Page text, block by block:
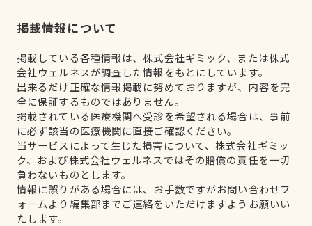
掲載情報について
掲載している各種情報は、株式会社ギミック、または株式
会社ウェルネスが調査した情報をもとにしています。
出来るだけ正確な情報掲載に努めておりますが、内容を完
全に保証するものではありません。
掲載されている医療機関へ受診を希望される場合は、事前
に必ず該当の医療機関に直接ご確認ください。
当サービスによって生じた損害について、株式会社ギミッ
ク、および株式会社ウェルネスではその賠償の責任を一切
負わないものとします。
情報に誤りがある場合には、お手数ですがお問い合わせフ
ォームより編集部までご連絡をいただけますようお願いい
たします。